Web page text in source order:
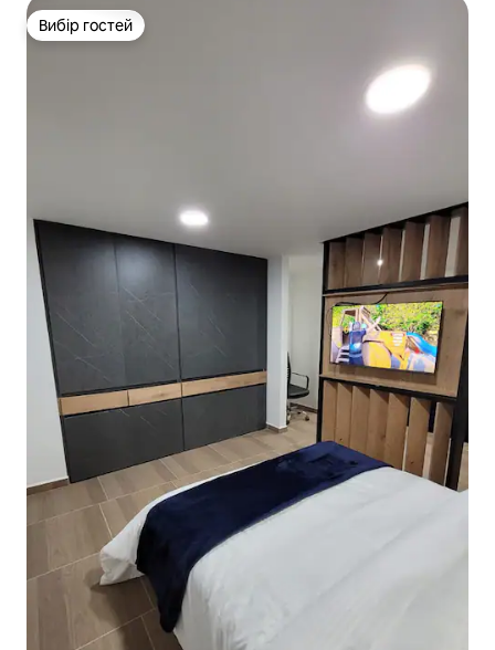
Вибір гостей
Вибір гостей